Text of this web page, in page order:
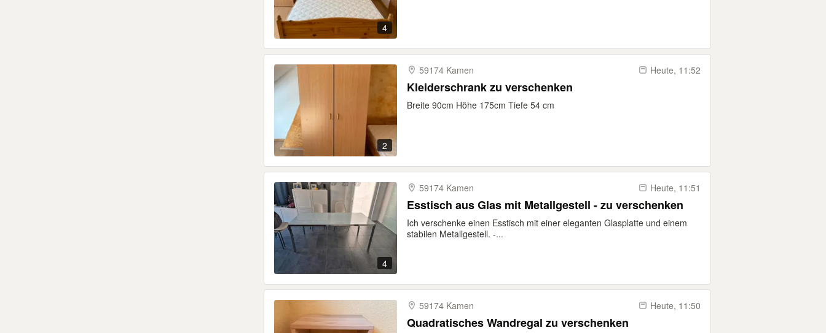
4
2
59174 Kamen Heute, 11:52
Kleiderschrank zu verschenken
Breite 90cm Höhe 175cm Tiefe 54 cm
4
59174 Kamen Heute, 11:51
Esstisch aus Glas mit Metallgestell - zu verschenken
Ich verschenke einen Esstisch mit einer eleganten Glasplatte und einem
stabilen Metallgestell. -...
59174 Kamen Heute, 11:50
Quadratisches Wandregal zu verschenken